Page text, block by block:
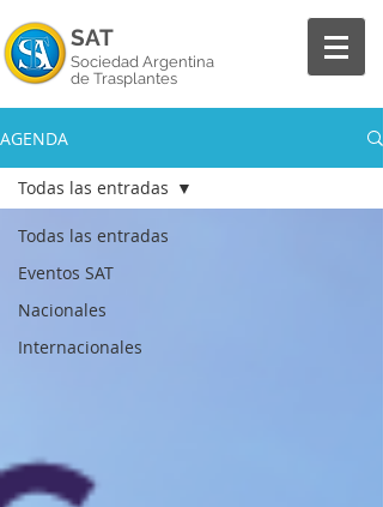
SAT
Sociedad Argentina
de Trasplantes
AGENDA
Todas las entradas
Eventos SAT
Nacionales
Internacionales
Todas las entradas